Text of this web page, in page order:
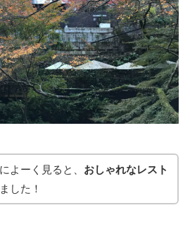
よーく見ると、 おしゃれなレスト
した！